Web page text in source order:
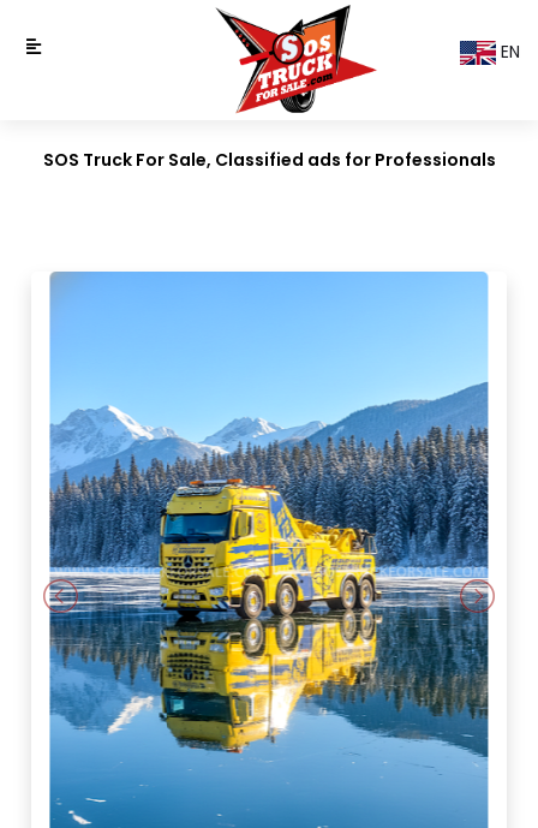
EN
SOS Truck For Sale, Classified ads for Professionals